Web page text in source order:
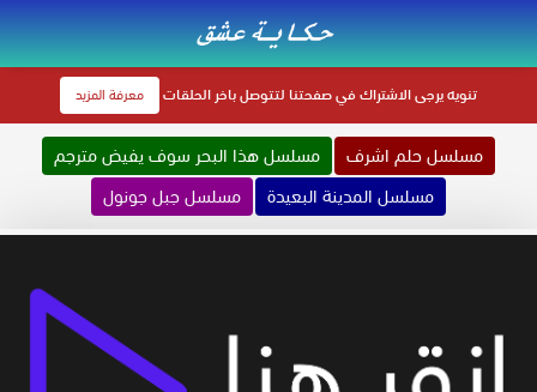
تنويهيرجى الاشتراك في صفحتنا لتتوصل باخر الحلقات معرفة المزيد
مسلسل حلم اشرف
مسلسل هذا البحر سوف يفيض مترجم
مسلسل المدينة البعيدة
مسلسل جبل جونول